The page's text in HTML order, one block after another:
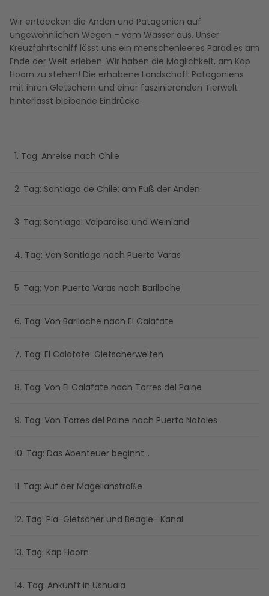
Wir entdecken die Anden und Patagonien auf
ungewöhnlichen Wegen – vom Wasser aus. Unser
Kreuzfahrtschiff lässt uns ein menschenleeres Paradies am
Ende der Welt erleben. Wir haben die Möglichkeit, am Kap
Hoorn zu stehen! Die erhabene Landschaft Patagoniens
mit ihren Gletschern und einer faszinierenden Tierwelt
hinterlässt bleibende Eindrücke.
1. Tag: Anreise nach Chile
2. Tag: Santiago de Chile: am Fuß der Anden
3. Tag: Santiago: Valparaíso und Weinland
4. Tag: Von Santiago nach Puerto Varas
5. Tag: Von Puerto Varas nach Bariloche
6. Tag: Von Bariloche nach El Calafate
7. Tag: El Calafate: Gletscherwelten
8. Tag: Von El Calafate nach Torres del Paine
9. Tag: Von Torres del Paine nach Puerto Natales
10. Tag: Das Abenteuer beginnt...
11. Tag: Auf der Magellanstraße
12. Tag: Pia-Gletscher und Beagle- Kanal
13. Tag: Kap Hoorn
14. Tag: Ankunft in Ushuaia